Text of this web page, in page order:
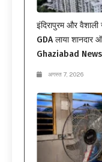
इंदिरापुरम और
GDA लाया
Ghaziabad News
अगस्त 7, 2026